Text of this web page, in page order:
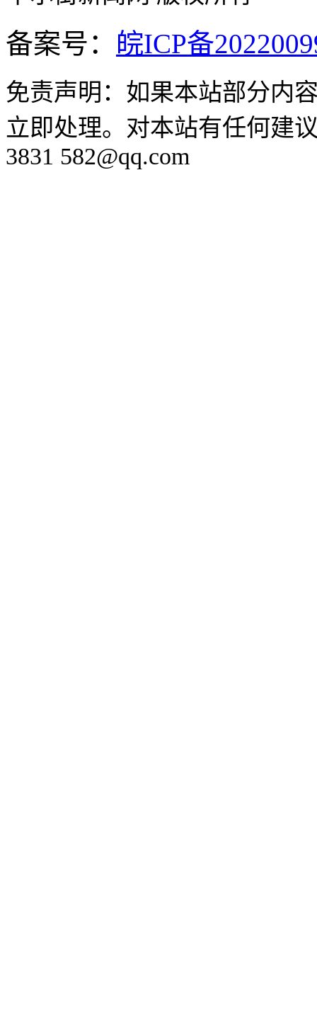
备案号： 皖ICP备
免责声明：如果本站部分内
立即处理。对本站有任何建
3831 582@qq.com